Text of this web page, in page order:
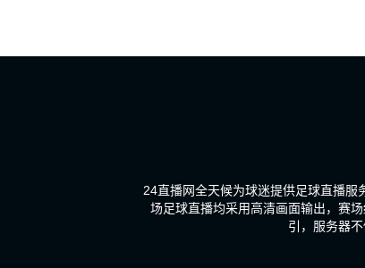
24直播网全天候为球迷提供足球直播
场足球直播均采用高清画面输出，赛
引，服务器